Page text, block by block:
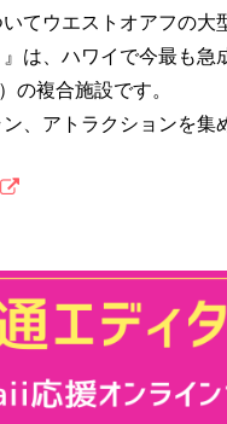
てウエストオアフの大
』は、ハワイで今最も
の複合施設です。
、アトラクションを